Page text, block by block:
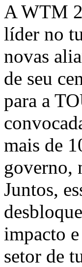
A WTM
líder no
novas
de seu
para a
mais de
governo,
Juntos,
impacto
setor de